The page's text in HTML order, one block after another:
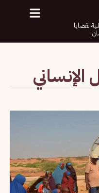
لقضايا
الإنساني